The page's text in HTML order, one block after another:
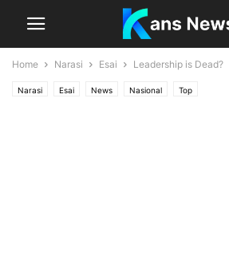
Home Narasi Esai Leadership is Dead?
Narasi Esai News Nasional Top